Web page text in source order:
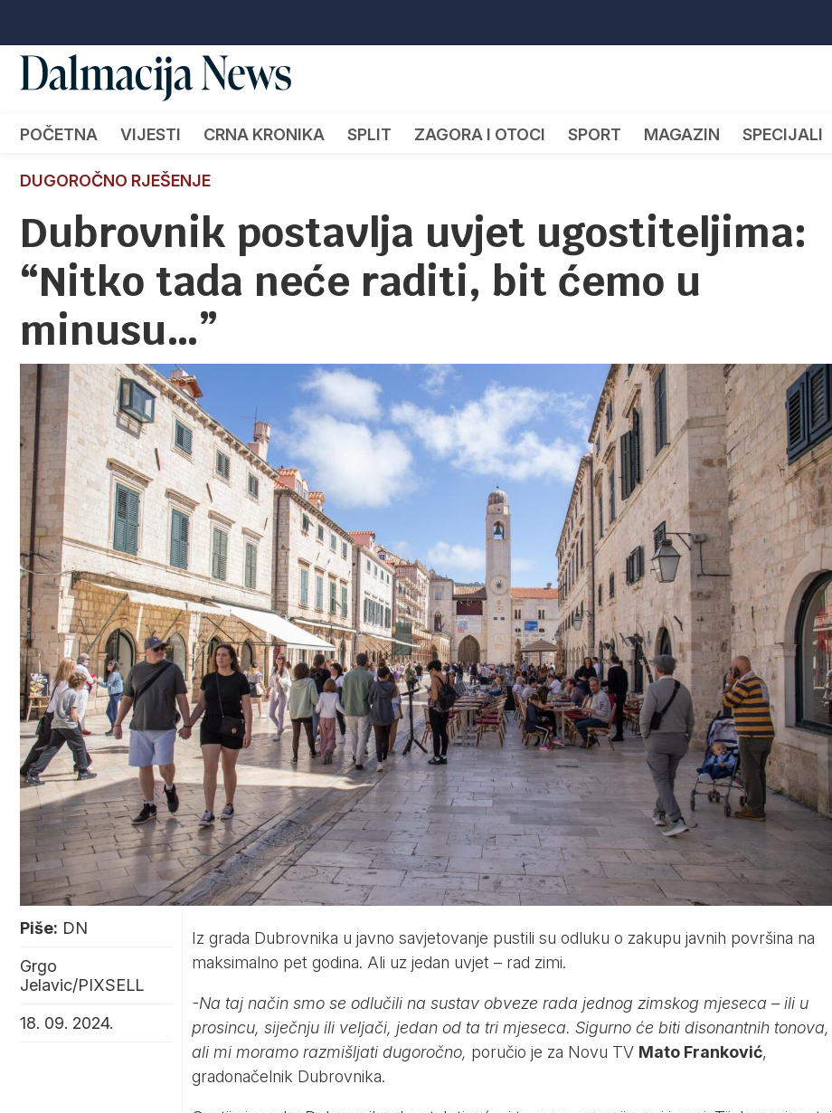
POČETNA VIJESTI CRNA KRONIKA SPLIT ZAGORA I OTOCI SPORT MAGAZIN SPECIJALI
DUGOROČNO RJEŠENJE
Dubrovnik postavlja uvjet ugostiteljima:
“Nitko tada neće raditi, bit ćemo u
minusu…”
Piše: DN
Grgo
Jelavic/PIXSELL
18. 09. 2024.
Iz grada Dubrovnika u javno savjetovanje pustili su odluku o zakupu javnih površina na
maksimalno pet godina. Ali uz jedan uvjet – rad zimi.
-Na taj način smo se odlučili na sustav obveze rada jednog zimskog mjeseca – ili u
prosincu, siječnju ili veljači, jedan od ta tri mjeseca. Sigurno će biti disonantnih tonova,
ali mi moramo razmišljati dugoročno, poručio je za Novu TV Mato Franković,
gradonačelnik Dubrovnika.